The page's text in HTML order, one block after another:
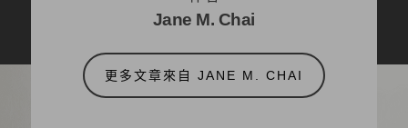
Jane M. Chai
更多文章來自 JANE M. CHAI